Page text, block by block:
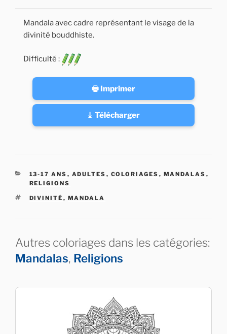
Mandala avec cadre représentant le visage de la
divinité bouddhiste.
Difficulté :
🖶 Imprimer
⤓ Télécharger
CATÉGORIES
13-17 ANS , ADULTES , COLORIAGES , MANDALAS ,
RELIGIONS
ÉTIQUETTES
DIVINITÉ , MANDALA
Autres coloriages dans les catégories:
Mandalas, Religions